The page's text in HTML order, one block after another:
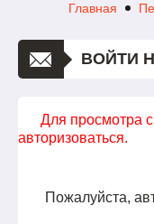
Главная
ВОЙТИ
Для просмотра
авторизоваться.
Пожалуйста,